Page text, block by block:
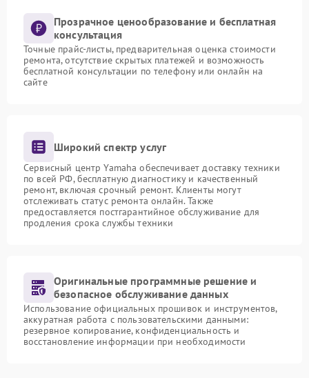
Прозрачное ценообразование и бесплатная
консультация
Точные прайс-листы, предварительная оценка стоимости
ремонта, отсутствие скрытых платежей и возможность
бесплатной консультации по телефону или онлайн на
сайте
Широкий спектр услуг
Сервисный центр Yamaha обеспечивает доставку техники
по всей РФ, бесплатную диагностику и качественный
ремонт, включая срочный ремонт. Клиенты могут
отслеживать статус ремонта онлайн. Также
предоставляется постгарантийное обслуживание для
продления срока службы техники
Оригинальные программные решение и
безопасное обслуживание данных
Использование официальных прошивок и инструментов,
аккуратная работа с пользовательскими данными:
резервное копирование, конфиденциальность и
восстановление информации при необходимости